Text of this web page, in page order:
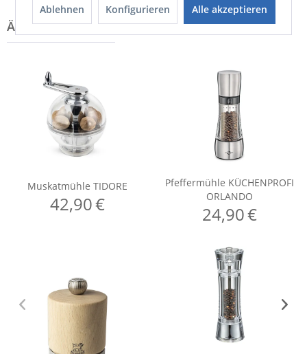
Ablehnen Konfigurieren Alle akzeptieren